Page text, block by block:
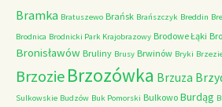
Bramka Bratuszewo Brańsk Brańszczyk Breddin
Brodnica Brodnicki Park Krajobrazowy Brodowe Łąki
Bronisławów Bruliny Brusy Brwinów Bryki
Brzozie Brzozówka Brzuza
Sulkowskie Budzów Buk Pomorski Bulkowo Burdąg